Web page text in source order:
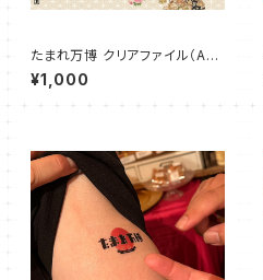
たまれ万博 クリアファイル（A4）
1枚 / 「たまれ」ステッカー1枚
※送料含む
¥1,000